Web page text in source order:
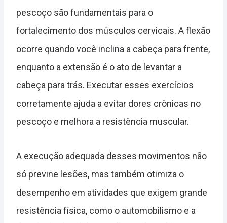
pescoço são fundamentais para o
fortalecimento dos músculos cervicais. A flexão
ocorre quando você inclina a cabeça para frente,
enquanto a extensão é o ato de levantar a
cabeça para trás. Executar esses exercícios
corretamente ajuda a evitar dores crônicas no
pescoço e melhora a resistência muscular.
A execução adequada desses movimentos não
só previne lesões, mas também otimiza o
desempenho em atividades que exigem grande
resistência física, como o automobilismo e a